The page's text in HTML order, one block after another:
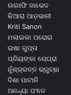
ଉରଃଫି ଜାଭେଦ
କିଆରା ଆଡ଼ଭାନୀ
Kriti Sanon
ମଲାଇକା ଅରୋରା
ଇଷା ଗୁପ୍ତା
ପ୍ରିୟଙ୍କା ଚୋପ୍ରା
ନୁଁଶ୍ର୍ରତ୍ତ ଭ୍ରୁଚ୍ଛା
ଦିଶା ପାଟାନି
ଅନନ୍ୟା ପଂଡେ